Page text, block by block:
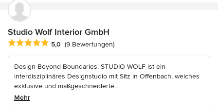
Studio Wolf Interior GmbH
Durchschnittliche Bewertung: 5 von 5 Sternen
5,0 (9 Bewertungen)
Design Beyond Boundaries. STUDIO WOLF ist ein
interdisziplinäres Designstudio mit Sitz in Offenbach, welches
exklusive und maßgeschneiderte...
Mehr